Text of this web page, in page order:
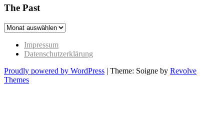
The Past
The
Impressum
Datenschutzerklärung
Proudly powered by WordPress | Theme: Soigne by Revolve
Themes